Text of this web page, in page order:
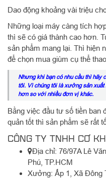
Dao động khoảng vài triệu
Những loại máy càng tích
thì sẽ có giá thành cao hơn.
sản phẩm mang lại. Thì hiện
để chọn mua giùm cụ thể thao.
Nhưng khi bạn có nhu cầu thì hãy
tôi. Vì chúng tôi là xưởng sản xuất
hơn so với nhiều đơn vị khác.
Bằng việc đầu tư số tiền ban
quản tốt thì sản phẩm sẽ rất
CÔNG TY TNHH CƠ
Địa chỉ: 76/97A Lê
Phú, TP.HCM
Xưởng: Ấp 1, Xã Đông